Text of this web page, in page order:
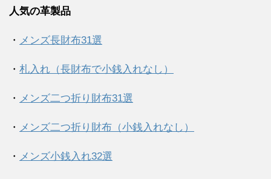
人気の革製品
・ メンズ長財布31選
・ 札入れ（長財布で小銭入れなし）
・ メンズ二つ折り財布31選
・ メンズ二つ折り財布（小銭入れなし）
・ メンズ小銭入れ32選